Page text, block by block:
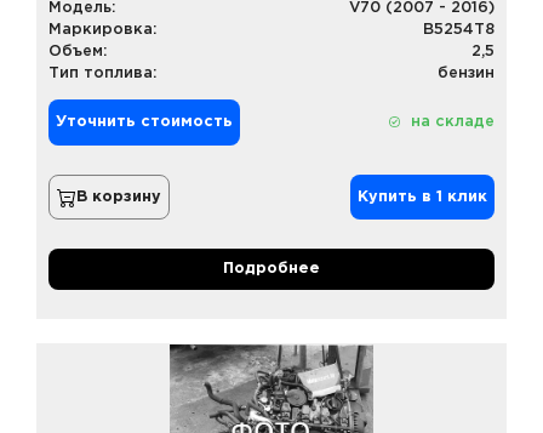
Модель:
V70 (2007 - 2016)
Маркировка:
B5254T8
Объем:
2,5
Тип топлива:
бензин
Уточнить стоимость на складе
В корзину Купить в 1 клик
Подробнее